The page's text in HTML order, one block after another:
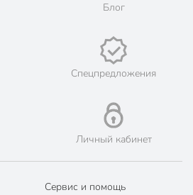
Блог
Спецпредложения
Личный кабинет
Сервис и помощь